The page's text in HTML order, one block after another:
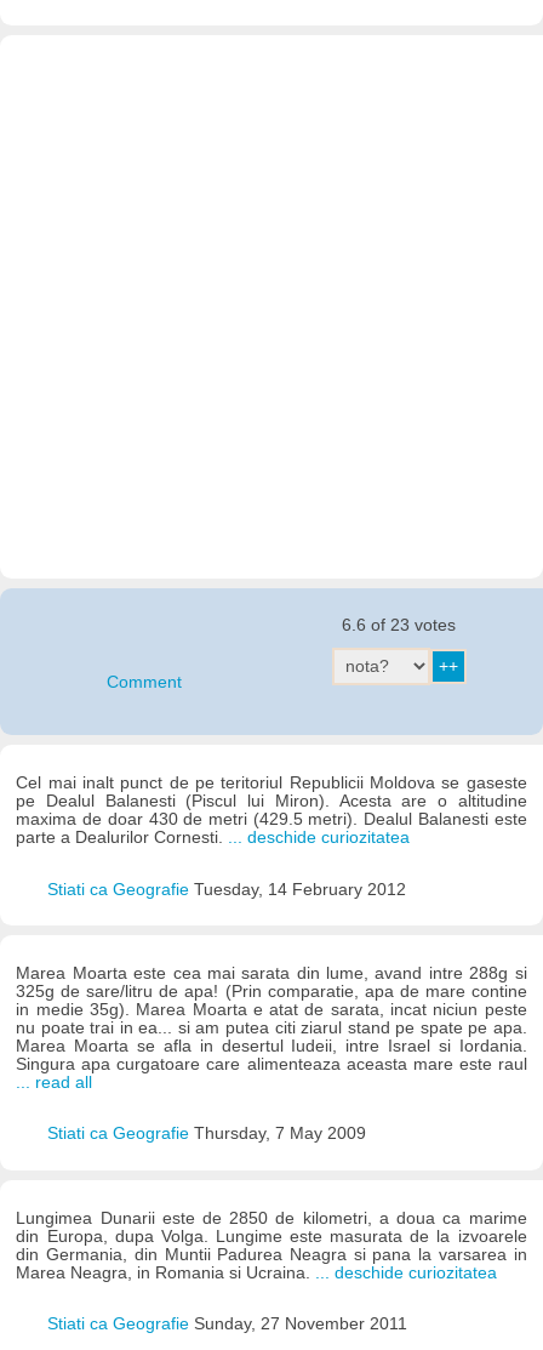
Comment
6.6 of 23 votes
Cel mai inalt punct de pe teritoriul Republicii Moldova se gaseste
pe Dealul Balanesti (Piscul lui Miron). Acesta are o altitudine
maxima de doar 430 de metri (429.5 metri). Dealul Balanesti este
parte a Dealurilor Cornesti. ... deschide curiozitatea
Stiati ca Geografie Tuesday, 14 February 2012
Marea Moarta este cea mai sarata din lume, avand intre 288g si
325g de sare/litru de apa! (Prin comparatie, apa de mare contine
in medie 35g). Marea Moarta e atat de sarata, incat niciun peste
nu poate trai in ea... si am putea citi ziarul stand pe spate pe apa.
Marea Moarta se afla in desertul Iudeii, intre Israel si Iordania.
Singura apa curgatoare care alimenteaza aceasta mare este raul
... read all
Stiati ca Geografie Thursday, 7 May 2009
Lungimea Dunarii este de 2850 de kilometri, a doua ca marime
din Europa, dupa Volga. Lungime este masurata de la izvoarele
din Germania, din Muntii Padurea Neagra si pana la varsarea in
Marea Neagra, in Romania si Ucraina.
... deschide curiozitatea
Stiati ca Geografie Sunday, 27 November 2011